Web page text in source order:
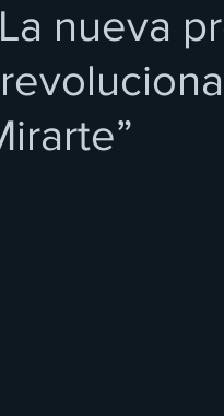
nueva